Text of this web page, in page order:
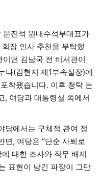
진석 원내수석부대표가
장 인사 추천을 부탁했
던 김남국 전 비서관이
나(김현지 제1부속실장)에
착됐습니다. 이후 청탁 논
, 여당과 대통령실 쪽에서
당에서는 구체적 관여 정
면, 여당은 “단순 사퇴로
대한 조사와 직무 배제
표현이 남긴 파장이 그만